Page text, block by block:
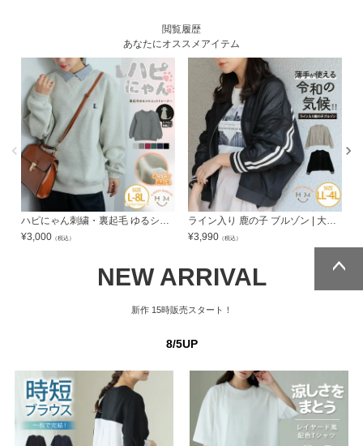
閲覧履歴
あなたにオススメアイテム
¥3,000 （税込）
¥3,990 （税込）
NEW ARRIVAL
新作 15時販売スタート！
8/5UP